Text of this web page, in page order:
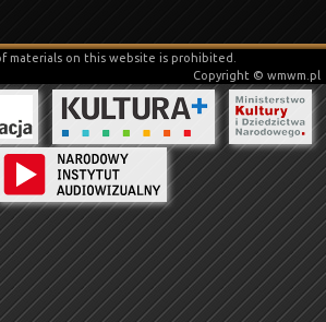
materials on this website is prohibited.
Copyright © wmwm.pl